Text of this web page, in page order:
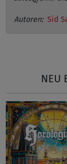
Autoren: Sid
NEU